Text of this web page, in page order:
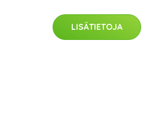
LISÄTIETOJA